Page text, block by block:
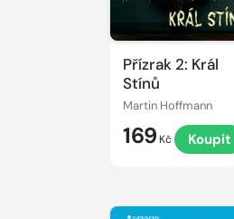
Přízrak 2: Král
Stínů
Martin Hoffmann
169 Kč Koupit